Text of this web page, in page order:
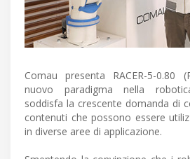
Comau presenta RACER-5-0.80
nuovo paradigma nella
soddisfa la crescente domanda di
contenuti che possono essere
in diverse aree di applicazione.